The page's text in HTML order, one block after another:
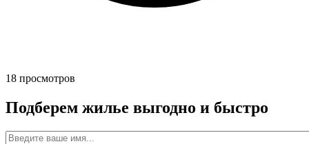
18 просмотров
Подберем жилье выгодно и быстро
Имя